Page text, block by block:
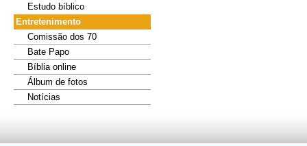
Estudo bíblico
Entretenimento
Comissão dos 70
Bate Papo
Bíblia online
Álbum de fotos
Notícias